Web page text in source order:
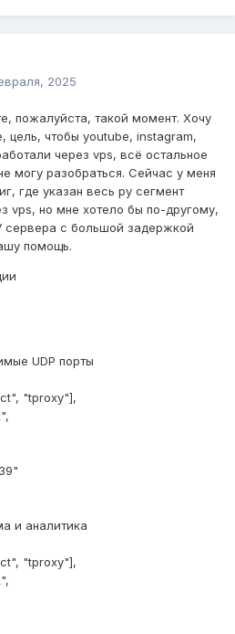
2025
пожалуйста, такой момент. Хочу
цель, чтобы youtube, instagram,
через vps, всё остальное
могу разобраться. Сейчас у меня
где указан весь ру сегмент
vps, но мне хотело бы по-другому,
сервера с большой задержкой
помощь.
UDP порты
"tproxy"],
и аналитика
"tproxy"],